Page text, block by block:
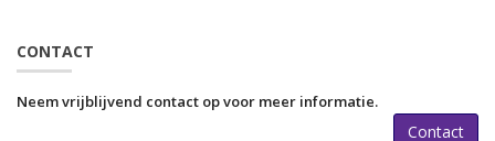
CONTACT
Neem vrijblijvend contact op voor meer informatie.
Contact